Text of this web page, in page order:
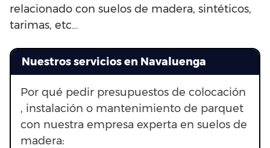
relacionado con suelos de madera, sintéticos,
tarimas, etc…
Nuestros servicios en Navaluenga
Por qué pedir presupuestos de colocación
, instalación o mantenimiento de parquet
con nuestra empresa experta en suelos de
madera: